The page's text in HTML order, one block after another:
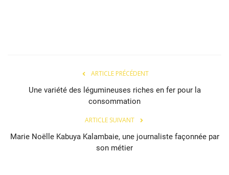
ARTICLE PRÉCÉDENT
Une variété des légumineuses riches en fer pour la
consommation
ARTICLE SUIVANT
Marie Noëlle Kabuya Kalambaie, une journaliste façonnée par
son métier